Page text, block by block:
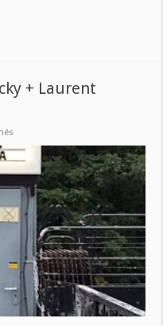
+ Laurent
INTERVIEWS
]
:
Lucky
+
Laurent
Lamarca